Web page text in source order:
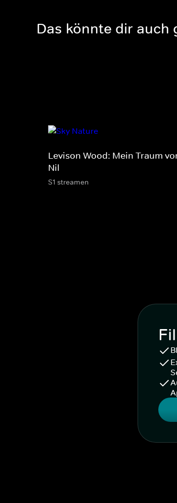
Das könnte dir auch
Levison Wood: Mein Traum
Nil
S1 streamen